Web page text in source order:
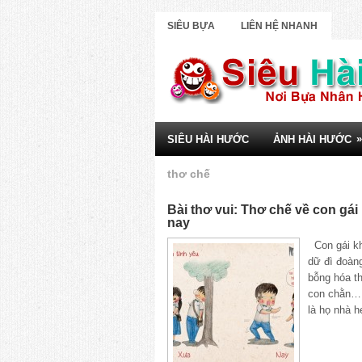
SIÊU BỰA LIÊN HỆ NHANH
SIÊU HÀI HƯỚC ẢNH HÀI HƯỚC »
thơ chế
Bài thơ vui: Thơ chế về con gái
nay
Con gái
dữ đì
bỗng hóa
con chằn…
là họ nhà